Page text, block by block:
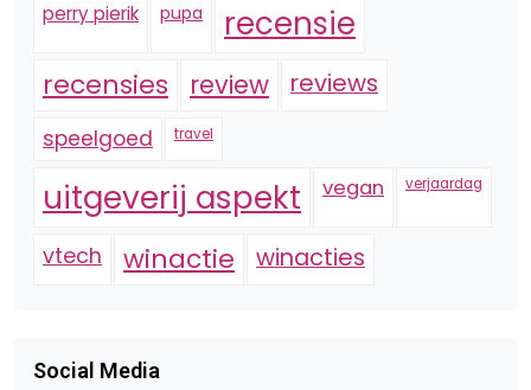
perry pierik pupa recensie
recensies review reviews
speelgoed travel
uitgeverij aspekt vegan verjaardag
vtech winactie winacties
Social Media